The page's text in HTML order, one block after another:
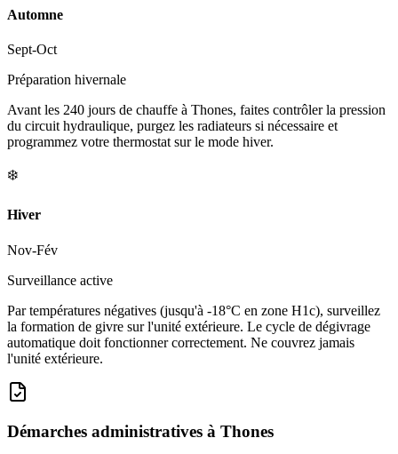
Automne
Sept-Oct
Préparation hivernale
Avant les 240 jours de chauffe à Thones, faites contrôler la pression
du circuit hydraulique, purgez les radiateurs si nécessaire et
programmez votre thermostat sur le mode hiver.
❄️
Hiver
Nov-Fév
Surveillance active
Par températures négatives (jusqu'à -18°C en zone H1c), surveillez
la formation de givre sur l'unité extérieure. Le cycle de dégivrage
automatique doit fonctionner correctement. Ne couvrez jamais
l'unité extérieure.
Démarches administratives à Thones